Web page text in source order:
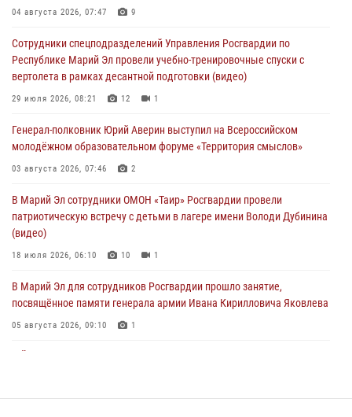
04 августа 2026, 06:06 2
Генерал-полковник Юрий Аверин выступил на Всероссийском
молодёжном образовательном форуме «Территория смыслов»
03 августа 2026, 07:46
празднования Дня ВДВ и проведения матчевого турнира на Кубок
Раимкуля Малахбекова
03 августа 2026, 06:52 7
Центральная войсковая комендатура Росгвардии отмечает день
образования 2 августа
02 августа 2026, 11:44
04 августа 2026, 07:47 9
Сотрудники спецподразделений Управления Росгвардии по
Республике Марий Эл провели учебно-тренировочные спуски с
вертолета в рамках десантной подготовки (видео)
29 июля 2026, 08:21 12 1
Генерал-полковник Юрий Аверин выступил на Всероссийском
молодёжном образовательном форуме «Территория смыслов»
03 августа 2026, 07:46 2
В Марий Эл сотрудники ОМОН «Таир» Росгвардии провели
патриотическую встречу с детьми в лагере имени Володи Дубинина
(видео)
18 июля 2026, 06:10 10 1
В Марий Эл для сотрудников Росгвардии прошло занятие,
посвящённое памяти генерала армии Ивана Кирилловича Яковлева
05 августа 2026, 09:10 1